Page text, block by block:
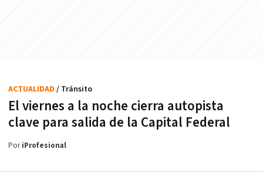
El viernes a la noche cierra autopista
clave para salida de la Capital Federal
ACTUALIDAD / Tránsito
PoriProfesional